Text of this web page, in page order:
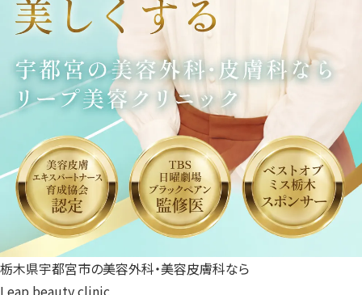
栃木県宇都宮市の美容外科・美容皮膚科なら